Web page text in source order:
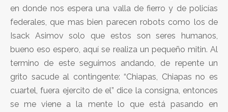
en donde nos espera una valla de fierro y de policías
federales, que mas bien parecen robots como los de
Isack Asimov solo que estos son seres humanos,
bueno eso espero, aquí se realiza un pequeño mitin. Al
termino de este seguimos andando, de repente un
grito sacude al contingente: “Chiapas, Chiapas no es
cuartel, fuera ejercito de el” dice la consigna, entonces
se me viene a la mente lo que está pasando en